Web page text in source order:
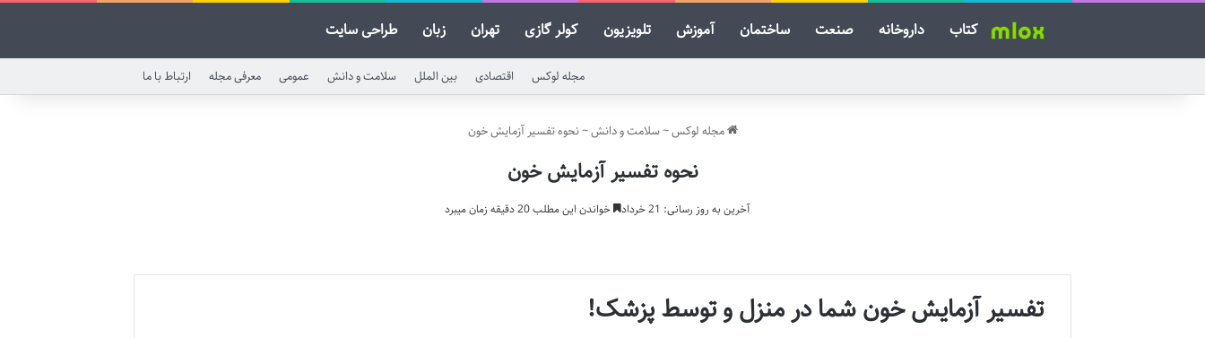
کتاب داروخانه صنعت ساختمان آموزش تلویزیون کولر گازی تهران زبان طراحی سایت
مجله لوکس اقتصادی بین الملل سلامت و دانش عمومی معرفی مجله ارتباط با ما
مجله لوکس~سلامت و دانش~نحوه تفسیر آزمایش خون
نحوه تفسیر آزمایش خون
آخرین به روز رسانی: 21 خرداد خواندن این مطلب 20 دقیقه زمان میبرد
تفسیر آزمایش خون شما در منزل و توسط پزشک!